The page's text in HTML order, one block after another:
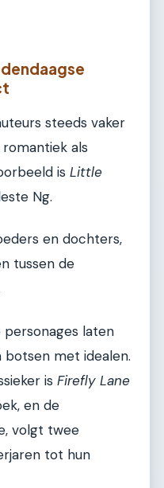
steeds vaker
als
is Little
Ng.
en dochters,
tussen de
personages laten
botsen met idealen.
is Firefly Lane
en de
volgt twee
tot hun